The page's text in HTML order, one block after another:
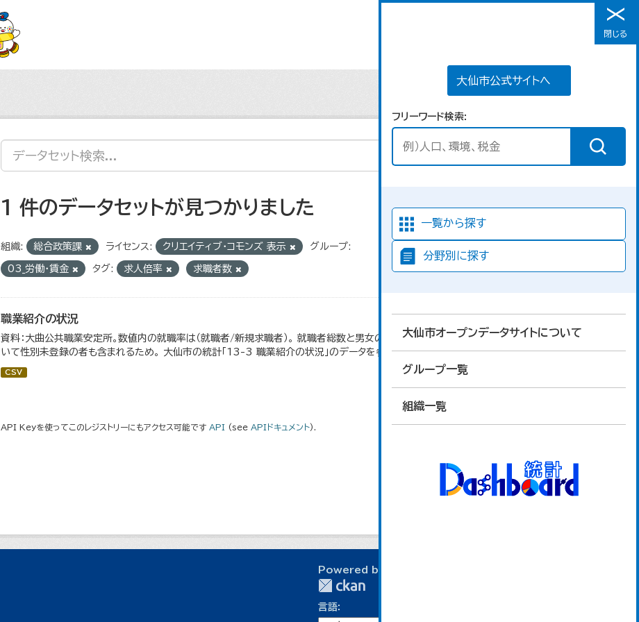
メニュー
大仙市公式サイトへ
フリーワード検索
一覧から探す
分野別に探す
大仙市オープンデータサイトについて
グループ一覧
組織一覧
閉じる
1 件のデータセットが見つかりました
組織: 総合政策課 ライセンス: クリエイティブ・コモンズ 表示 グループ:
03_労働・賃金 タグ: 求人倍率 求職者数
職業紹介の状況
資料：大曲公共職業安定所。数値内の就職率は（就職者/新規求職者）。 就職者総数と男女の合計が一致しないのは、求職登録にお
いて性別未登録の者も含まれるため。 大仙市の統計「13-3 職業紹介の状況」のデータを参照しています。
CSV
API Keyを使ってこのレジストリーにもアクセス可能です API (see APIドキュメント).
Powered by
言語